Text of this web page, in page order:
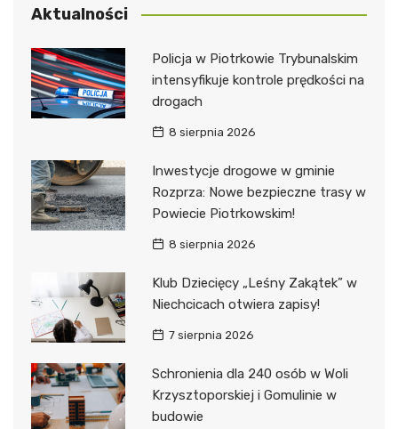
Aktualności
Policja w Piotrkowie Trybunalskim
intensyfikuje kontrole prędkości na
drogach
8 sierpnia 2026
Inwestycje drogowe w gminie
Rozprza: Nowe bezpieczne trasy w
Powiecie Piotrkowskim!
8 sierpnia 2026
Klub Dziecięcy „Leśny Zakątek” w
Niechcicach otwiera zapisy!
7 sierpnia 2026
Schronienia dla 240 osób w Woli
Krzysztoporskiej i Gomulinie w
budowie